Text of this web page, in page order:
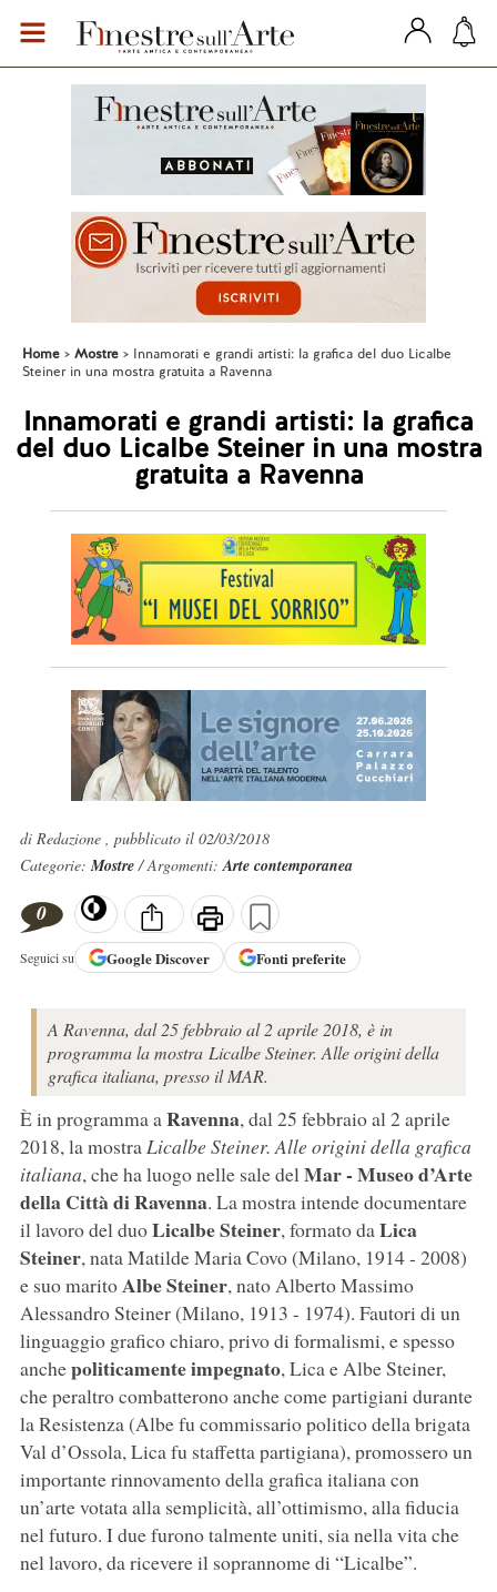
Home Mostre
Innamorati e grandi artisti: la grafica del duo Licalbe
Steiner in una mostra gratuita a Ravenna
Innamorati e grandi artisti: la grafica
del duo Licalbe Steiner in una mostra
gratuita a Ravenna
di Redazione , pubblicato il 02/03/2018
Categorie:Mostre/ Argomenti:Arte contemporanea
0
Seguici su GoogleDiscover Fonti preferite
A Ravenna, dal 25 febbraio al 2 aprile 2018, è in
programma la mostra Licalbe Steiner. Alle origini della
grafica italiana, presso il MAR.
È in programma aRavenna, dal 25 febbraio al 2 aprile
2018, la mostraLicalbe Steiner. Alle origini della grafica
italiana, che ha luogo nelle sale delMar - Museo d’Arte
della Città di Ravenna. La mostra intende documentare
il lavoro del duoLicalbe Steiner, formato daLica
Steiner, nata Matilde Maria Covo (Milano, 1914 - 2008)
e suo maritoAlbe Steiner, nato Alberto Massimo
Alessandro Steiner (Milano, 1913 - 1974). Fautori di un
linguaggio grafico chiaro, privo di formalismi, e spesso
anchepoliticamente impegnato, Lica e Albe Steiner,
che peraltro combatterono anche come partigiani durante
la Resistenza (Albe fu commissario politico della brigata
Val d’Ossola, Lica fu staffetta partigiana), promossero un
importante rinnovamento della grafica italiana con
un’arte votata alla semplicità, all’ottimismo, alla fiducia
nel futuro. I due furono talmente uniti, sia nella vita che
nel lavoro, da ricevere il soprannome di “Licalbe”.